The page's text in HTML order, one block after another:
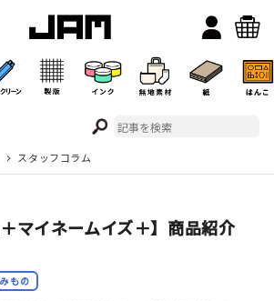
スタッフコラム
＋マイネームイズ＋】商品紹介
もの